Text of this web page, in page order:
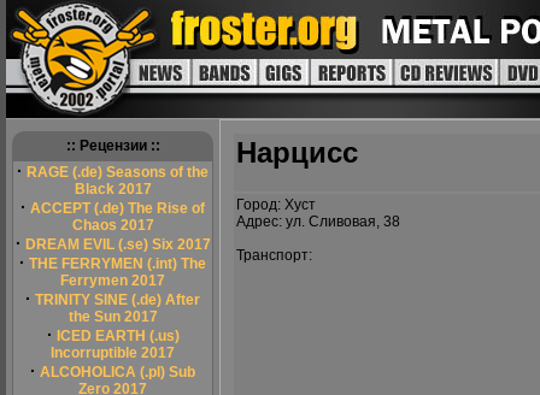
:: Рецензии ::
· RAGE (.de) Seasons of the
Black 2017
· ACCEPT (.de) The Rise of
Chaos 2017
· DREAM EVIL (.se) Six 2017
· THE FERRYMEN (.int) The
Ferrymen 2017
· TRINITY SINE (.de) After
the Sun 2017
· ICED EARTH (.us)
Incorruptible 2017
· ALCOHOLICA (.pl) Sub
Zero 2017
Нарцисс
Город: Хуст
Адрес: ул. Сливовая, 38
Транспорт: